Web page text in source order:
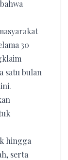
30
satu bulan
hingga
serta